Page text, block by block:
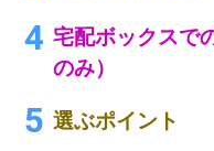
宅配ボックスで
のみ）
選ぶポイント